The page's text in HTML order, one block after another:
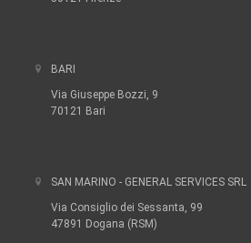
BARI
Via Giuseppe Bozzi, 9
70121 Bari
SAN MARINO - GENERAL SERVICES SRL
Via Consiglio dei Sessanta, 99
47891 Dogana (RSM)